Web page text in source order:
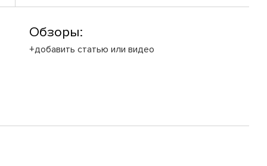
Обзоры:
+добавить статью или видео